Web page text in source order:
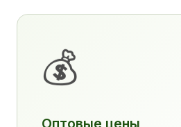
💰
Оптовые цены